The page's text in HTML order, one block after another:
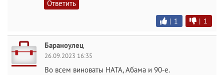
Ответить
| 1 | 1
Бараноулец
26.09.2023 16:35
Во всем виноваты НАТА, Абама и 90-е.